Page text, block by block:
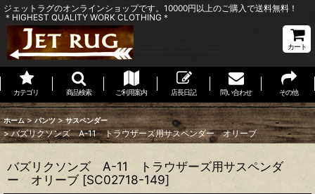
ジェットラグのオンラインショップです。10000円以上のご購入で送料無料！
＊HIGHEST QUALITY WORK CLOTHING＊
カート
カテゴリ 商品検索 ご利用案内 店長日記 問い合わせ その他
ホーム > パンツ > サスペンダー
> バズリクソンズ A-11 トラウザーズ用サスペンダー オリーブ
バズリクソンズ A-11 トラウザーズ用サスペンダ
ー オリーブ [SC02718-149]